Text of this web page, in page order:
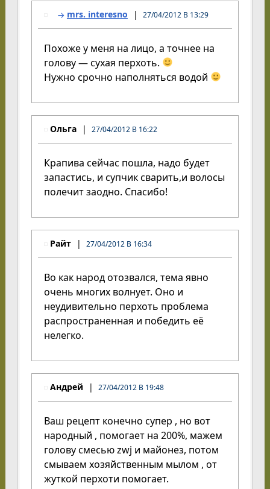
mrs. interesno 27/04/2012 В 13:29
Похоже у меня на лицо, а точнее на
голову — сухая перхоть.
Нужно срочно наполняться водой
Ольга 27/04/2012 В 16:22
Крапива сейчас пошла, надо будет
запастись, и супчик сварить,и волосы
полечит заодно. Спасибо!
Райт 27/04/2012 В 16:34
Во как народ отозвался, тема явно
очень многих волнует. Оно и
неудивительно перхоть проблема
распространенная и победить её
нелегко.
Андрей 27/04/2012 В 19:48
Ваш рецепт конечно супер , но вот
народный , помогает на 200%, мажем
голову смесью zwj и майонез, потом
смываем хозяйственным мылом , от
жуткой перхоти помогает.